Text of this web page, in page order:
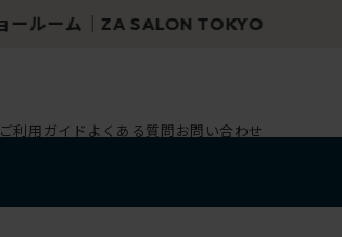
ご利用ガイド よくある質問お問い合わせ